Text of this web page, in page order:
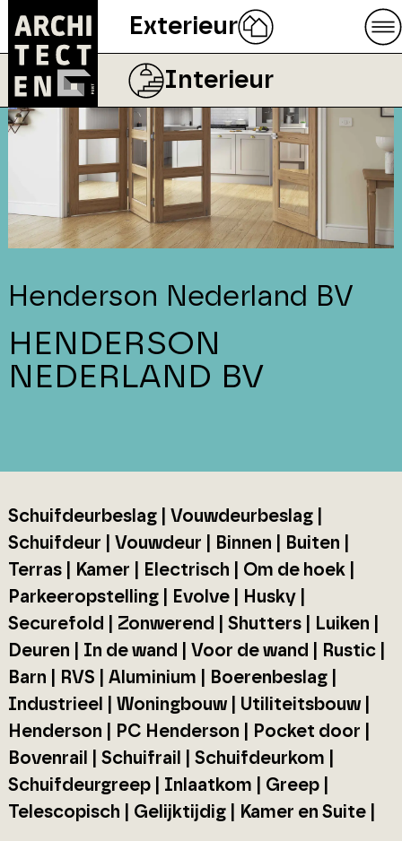
Exterieur
Interieur
Henderson Nederland BV
HENDERSON
NEDERLAND BV
Schuifdeurbeslag | Vouwdeurbeslag |
Schuifdeur | Vouwdeur | Binnen | Buiten |
Terras | Kamer | Electrisch | Om de hoek |
Parkeeropstelling | Evolve | Husky |
Securefold | Zonwerend | Shutters | Luiken |
Deuren | In de wand | Voor de wand | Rustic |
Barn | RVS | Aluminium | Boerenbeslag |
Industrieel | Woningbouw | Utiliteitsbouw |
Henderson | PC Henderson | Pocket door |
Bovenrail | Schuifrail | Schuifdeurkom |
Schuifdeurgreep | Inlaatkom | Greep |
Telescopisch | Gelijktijdig | Kamer en Suite |